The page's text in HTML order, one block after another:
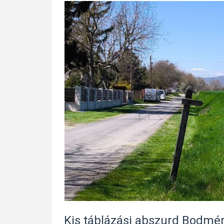
Kis táblázási abszurd